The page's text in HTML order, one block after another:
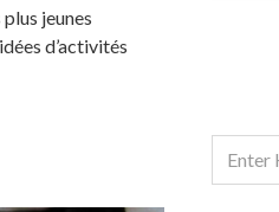
jeunes
d’activités
FOR: